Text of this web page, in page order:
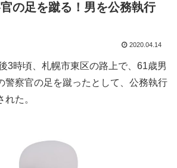
の足を蹴る！男を公務執行
2020.04.14
3時頃、札幌市東区の路上で、61歳男
警察官の足を蹴ったとして、公務執行
た。